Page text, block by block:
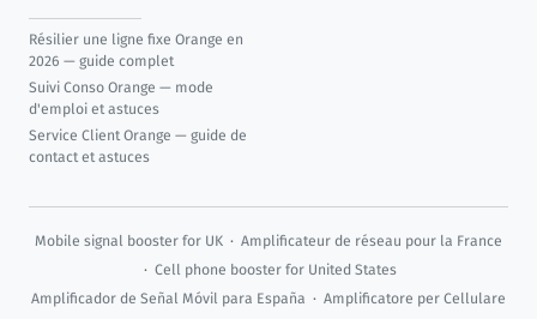
Résilier une ligne fixe Orange en
2026 — guide complet
Suivi Conso Orange — mode
d'emploi et astuces
Service Client Orange — guide de
contact et astuces
Mobile signal booster for UK · Amplificateur de réseau pour la France
· Cell phone booster for United States
Amplificador de Señal Móvil para España · Amplificatore per Cellulare